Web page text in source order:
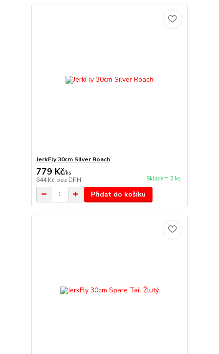
JerkFly 30cm Silver Roach
779 Kč/ks
644 Kč bez DPH Skladem 2 ks
Přidat do košíku